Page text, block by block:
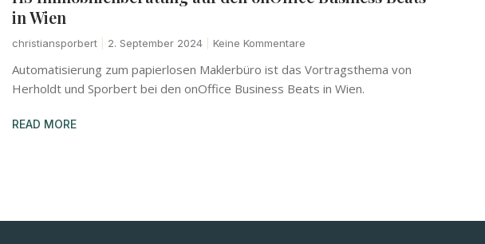
in Wien
christiansporbert 2. September 2024 Keine Kommentare
Automatisierung zum papierlosen Maklerbüro ist das Vortragsthema von
Herholdt und Sporbert bei den onOffice Business Beats in Wien.
READ MORE